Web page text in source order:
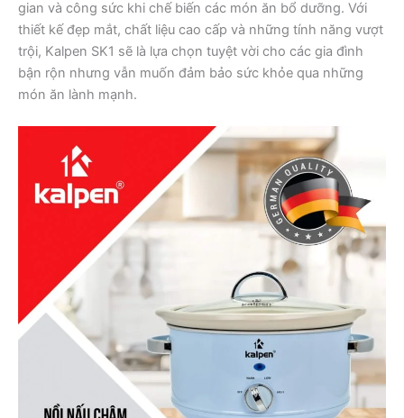
gian và công sức khi chế biến các món ăn bổ dưỡng. Với
thiết kế đẹp mắt, chất liệu cao cấp và những tính năng vượt
trội, Kalpen SK1 sẽ là lựa chọn tuyệt vời cho các gia đình
bận rộn nhưng vẫn muốn đảm bảo sức khỏe qua những
món ăn lành mạnh.